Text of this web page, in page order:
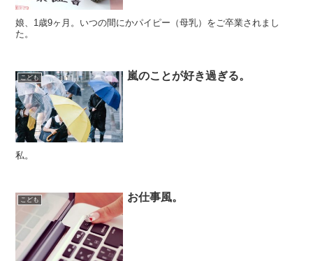
娘、1歳9ヶ月。いつの間にかパイピー（母乳）をご卒業されまし
た。
こども 嵐のことが好き過ぎる。
私。
こども お仕事風。